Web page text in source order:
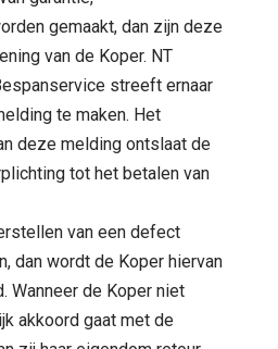
gemaakt, dan zijn deze
van de Koper. NT
streeft ernaar
te maken. Het
deze melding ontslaat de
tot het betalen van
van een defect
dan wordt de Koper hiervan
Wanneer de Koper niet
akkoord gaat met de